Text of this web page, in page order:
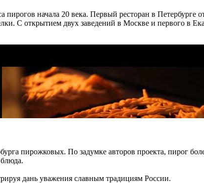
пирогов начала 20 века. Первый ресторан в Петербурге
С открытием двух заведений в Москве и первого в
пирожковых. По задумке авторов проекта, пирог
дань уважения славным традициям России.